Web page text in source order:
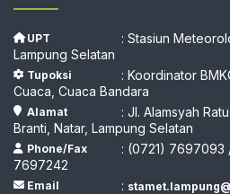
UPT
: Stasiun
Lampung Selatan
Tupoksi
: Koordinator
Cuaca, Cuaca Bandara
Alamat
: Jl. Alamsyah
Branti, Natar, Lampung Selatan
Phone/Fax
: (0721) 7697093
7697242
Email :